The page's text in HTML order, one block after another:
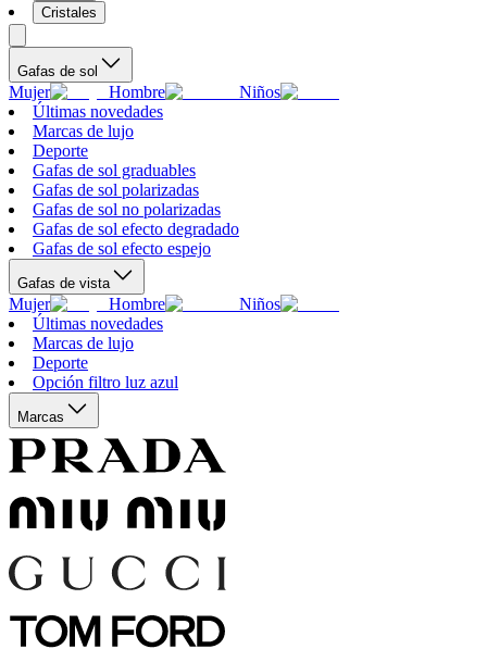
Cristales
Gafas de sol
Mujer Hombre
Niños
Últimas novedades
Marcas de lujo
Deporte
Gafas de sol graduables
Gafas de sol polarizadas
Gafas de sol no polarizadas
Gafas de sol efecto degradado
Gafas de sol efecto espejo
Gafas de vista
Mujer Hombre
Niños
Últimas novedades
Marcas de lujo
Deporte
Opción filtro luz azul
Marcas